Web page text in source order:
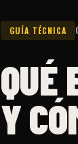
GUÍA TÉCNICA
QUÉ
Y